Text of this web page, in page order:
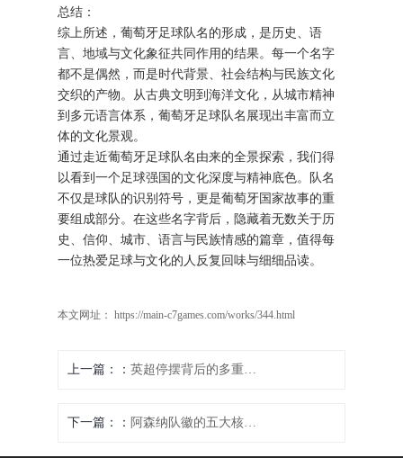
总结：
综上所述，葡萄牙足球队名的形成，是历史、语
言、地域与文化象征共同作用的结果。每一个名字
都不是偶然，而是时代背景、社会结构与民族文化
交织的产物。从古典文明到海洋文化，从城市精神
到多元语言体系，葡萄牙足球队名展现出丰富而立
体的文化景观。
通过走近葡萄牙足球队名由来的全景探索，我们得
以看到一个足球强国的文化深度与精神底色。队名
不仅是球队的识别符号，更是葡萄牙国家故事的重
要组成部分。在这些名字背后，隐藏着无数关于历
史、信仰、城市、语言与民族情感的篇章，值得每
一位热爱足球与文化的人反复回味与细细品读。
本文网址： https://main-c7games.com/works/344.html
上一篇： 英超停摆背后的多重原因与影响分析
下一篇： 阿森纳队徽的五大核心元素解析及象征意义探究